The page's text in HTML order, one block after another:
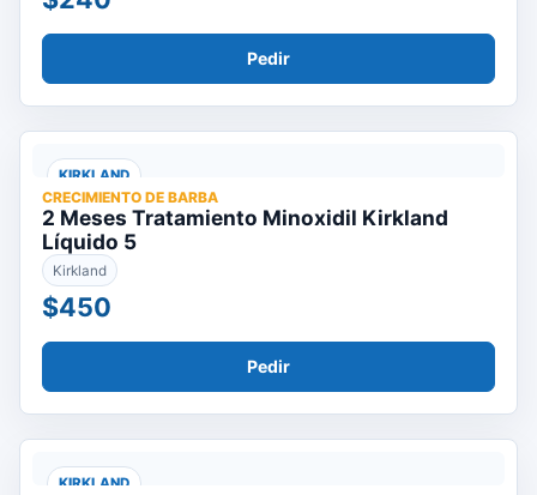
Pedir
KIRKLAND
CRECIMIENTO DE BARBA
2 Meses Tratamiento Minoxidil Kirkland
Líquido 5
Kirkland
$450
Pedir
KIRKLAND